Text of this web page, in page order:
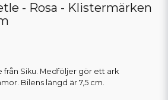
- Rosa - Klistermärken
från Siku. Medföljer gör ett ark
Bilens längd är 7,5 cm.